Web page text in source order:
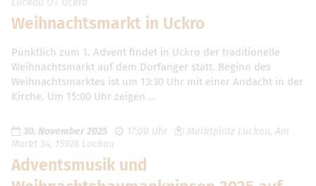
Luckau OT Uckro
Weihnachtsmarkt in Uckro
Pünktlich zum 1. Advent findet in Uckro der traditionelle
Weihnachtsmarkt auf dem Dorfanger statt. Beginn des
Weihnachtsmarktes ist um 13:30 Uhr mit einer Andacht in der
Kirche. Um 15:00 Uhr zeigen …
30. November 2025 17:00 Uhr
Marktplatz Luckau, Am
Markt 34, 15926 Luckau
Adventsmusik und